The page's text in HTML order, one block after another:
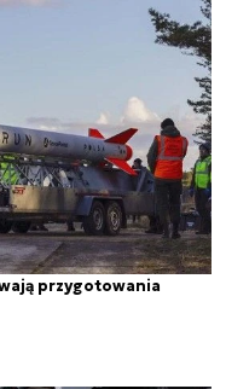
przygotowania